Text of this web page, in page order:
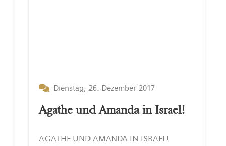
Dienstag, 26. Dezember 2017
Agathe und Amanda in Israel!
AGATHE UND AMANDA IN ISRAEL!